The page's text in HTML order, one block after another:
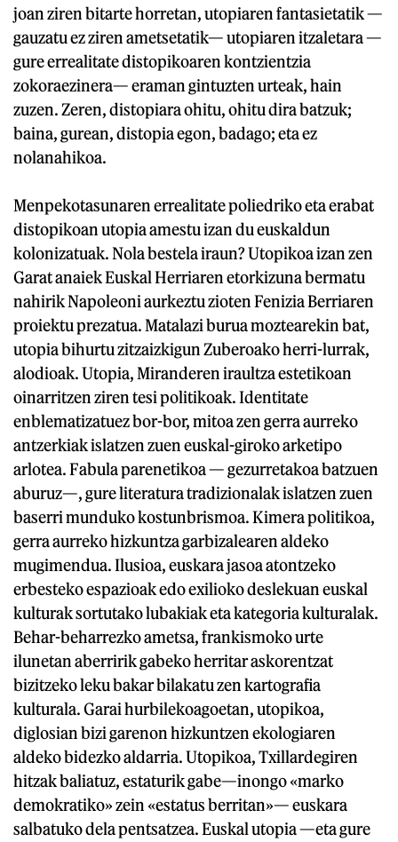
joan ziren bitarte horretan, utopiaren fantasietatik —
gauzatu ez ziren ametsetatik— utopiaren itzaletara —
gure errealitate distopikoaren kontzientzia
zokoraezinera— eraman gintuzten urteak, hain
zuzen. Zeren, distopiara ohitu, ohitu dira batzuk;
baina, gurean, distopia egon, badago; eta ez
nolanahikoa.
Menpekotasunaren errealitate poliedriko eta erabat
distopikoan utopia amestu izan du euskaldun
kolonizatuak. Nola bestela iraun? Utopikoa izan zen
Garat anaiek Euskal Herriaren etorkizuna bermatu
nahirik Napoleoni aurkeztu zioten Fenizia Berriaren
proiektu prezatua. Matalazi burua moztearekin bat,
utopia bihurtu zitzaizkigun Zuberoako herri-lurrak,
alodioak. Utopia, Miranderen iraultza estetikoan
oinarritzen ziren tesi politikoak. Identitate
enblematizatuez bor-bor, mitoa zen gerra aurreko
antzerkiak islatzen zuen euskal-giroko arketipo
arlotea. Fabula parenetikoa — gezurretakoa batzuen
aburuz—, gure literatura tradizionalak islatzen zuen
baserri munduko kostunbrismoa. Kimera politikoa,
gerra aurreko hizkuntza garbizalearen aldeko
mugimendua. Ilusioa, euskara jasoa atontzeko
erbesteko espazioak edo exilioko deslekuan euskal
kulturak sortutako lubakiak eta kategoria kulturalak.
Behar-beharrezko ametsa, frankismoko urte
ilunetan aberririk gabeko herritar askorentzat
bizitzeko leku bakar bilakatu zen kartografia
kulturala. Garai hurbilekoagoetan, utopikoa,
diglosian bizi garenon hizkuntzen ekologiaren
aldeko bidezko aldarria. Utopikoa, Txillardegiren
hitzak baliatuz, estaturik gabe—inongo «marko
demokratiko» zein «estatus berritan»— euskara
salbatuko dela pentsatzea. Euskal utopia —eta gure